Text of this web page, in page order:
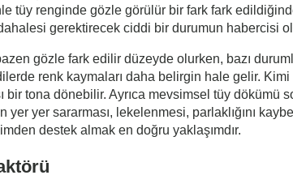
tüy renginde gözle görülür bir fark fark
gerektirecek ciddi bir durumun habercisi
gözle fark edilir düzeyde olurken, bazı
renk kaymaları daha belirgin hale gelir.
bir tona dönebilir. Ayrıca mevsimsel tüy
yer yer sararması, lekelenmesi, parlaklığını
destek almak en doğru yaklaşımdır.